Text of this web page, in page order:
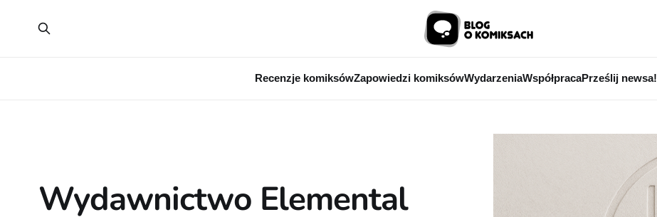
Recenzje komiksówZapowiedzi komiksówWydarzeniaWspółpracaPrześlij newsa!
Wydawnictwo Elemental